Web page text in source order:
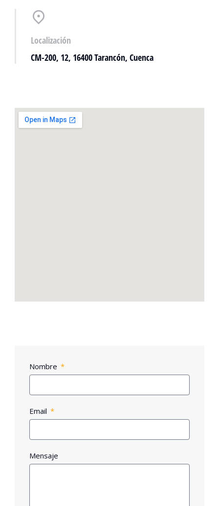
Localización
CM-200, 12, 16400 Tarancón, Cuenca
Nombre
Email
Mensaje